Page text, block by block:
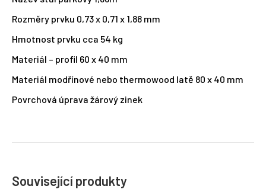
Rozměry prvku 0,73 x 0,71 x 1,88 mm
Hmotnost prvku cca 54 kg
Materiál – profil 60 x 40 mm
Materiál modřínové nebo thermowood latě 80 x 40 mm
Povrchová úprava žárový zinek
Související produkty